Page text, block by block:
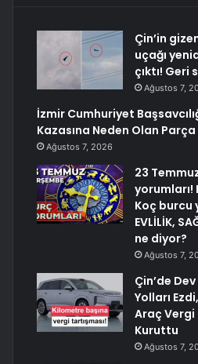
Çin’in
uçağı
çıktı! Geri
Ağustos 7,
İzmir Cumhuriyet
Kazasına Neden Olan Parça
Ağustos 7, 2026
23
yorumları!
Koç burcu
EVLİLİK,
ne diyor?
Ağustos 7,
Çin’de
Yolları
Araç Vergi
Kuruttu
Ağustos 7,